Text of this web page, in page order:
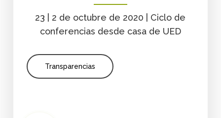
23 | 2 de octubre de 2020 | Ciclo de
conferencias desde casa de UED
Transparencias